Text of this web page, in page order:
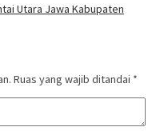
Utara Jawa Kabupaten
Ruas yang wajib ditandai *